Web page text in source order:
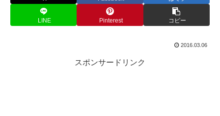
LINE Pinterest コピー
2016.03.06
スポンサードリンク